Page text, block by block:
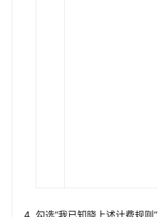
勾选“我已知晓上述计费规则”